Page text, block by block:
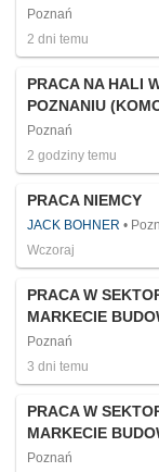
Poznań
2 dni temu
PRACA NA HALI
POZNANIU
Poznań
2 godziny temu
PRACA NIEMCY
JACK BOHNER
Wczoraj
PRACA W
MARKECIE
Poznań
3 dni temu
PRACA W
MARKECIE
Poznań